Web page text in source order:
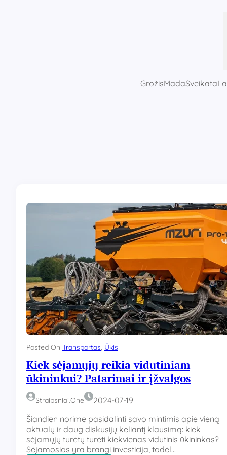
GrožisMadaSveikata
Posted On Transportas, Ūkis
Kiek sėjamųjų reikia vidutiniam
ūkininkui? Patarimai ir įžvalgos
Straipsniai.one
2024-07-19
Šiandien norime pasidalinti savo mintimis apie vieną
aktualų ir daug diskusijų keliantį klausimą: kiek
sėjamųjų turėtų turėti kiekvienas vidutinis ūkininkas?
Sėjamosios yra brangi investicija, todėl…